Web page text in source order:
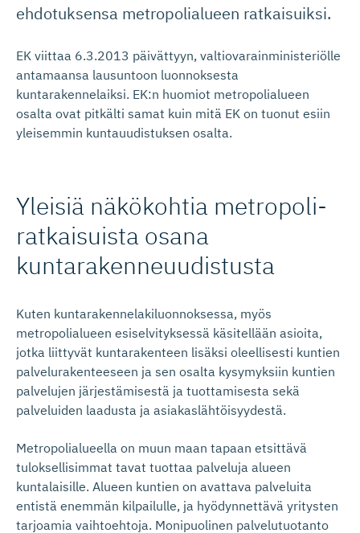
ehdotuksensa metropolialueen ratkaisuiksi.
EK viittaa 6.3.2013 päivättyyn, valtiovarainministeriölle
antamaansa lausuntoon luonnoksesta
kuntarakennelaiksi. EK:n huomiot metropolialueen
osalta ovat pitkälti samat kuin mitä EK on tuonut esiin
yleisemmin kuntauudistuksen osalta.
Yleisiä näkökohtia metropoli­
rat­kai­suista osana
kuntaraken­neuu­distusta
Kuten kuntarakennelakiluonnoksessa, myös
metropolialueen esiselvityksessä käsitellään asioita,
jotka liittyvät kuntarakenteen lisäksi oleellisesti kuntien
palvelurakenteeseen ja sen osalta kysymyksiin kuntien
palvelujen järjestämisestä ja tuottamisesta sekä
palveluiden laadusta ja asiakaslähtöisyydestä.
Metropolialueella on muun maan tapaan etsittävä
tuloksellisimmat tavat tuottaa palveluja alueen
kuntalaisille. Alueen kuntien on avattava palveluita
entistä enemmän kilpailulle, ja hyödynnettävä yritysten
tarjoamia vaihtoehtoja. Monipuolinen palvelutuotanto